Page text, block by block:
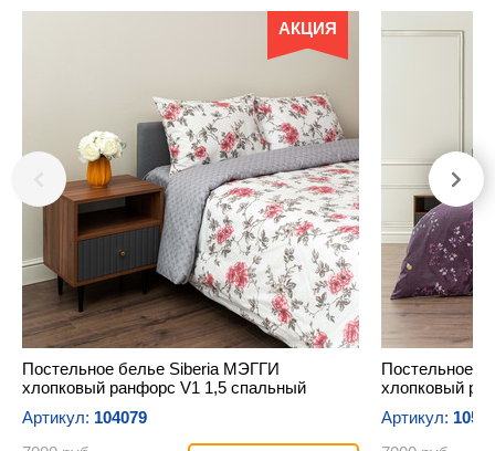
АКЦИЯ
Постельное белье Siberia МЭГГИ
хлопковый ранфорс V1 1,5 спальный
Артикул: 104079
Постельное
хлопковый
Артикул: